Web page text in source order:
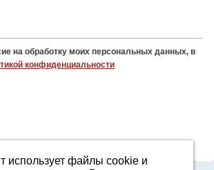
на обработку моих персональных данных, в
конфиденциальности
использует файлы cookie и